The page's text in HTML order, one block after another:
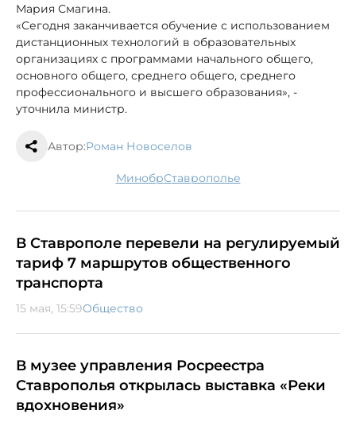
Мария Смагина.
«Сегодня заканчивается обучение с использованием
дистанционных технологий в образовательных
организациях с программами начального общего,
основного общего, среднего общего, среднего
профессионального и высшего образования», -
уточнила министр.
Автор:Роман Новоселов
минобр Ставрополье
В Ставрополе перевели на регулируемый
тариф 7 маршрутов общественного
транспорта
15 мая, 15:59Общество
В музее управления Росреестра
Ставрополья открылась выставка «Реки
вдохновения»